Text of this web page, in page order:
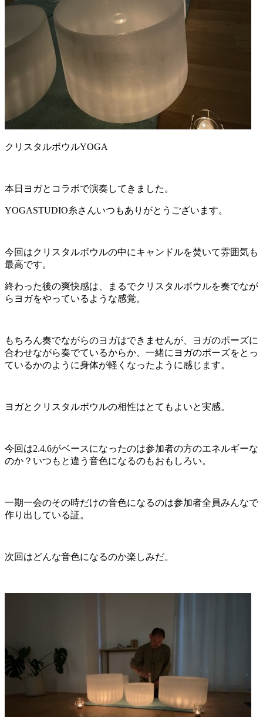
クリスタルボウルYOGA
本日ヨガとコラボで演奏してきました。
YOGASTUDIO糸さんいつもありがとうございます。
今回はクリスタルボウルの中にキャンドルを焚いて雰囲気も
最高です。
終わった後の爽快感は、まるでクリスタルボウルを奏でなが
らヨガをやっているような感覚。
もちろん奏でながらのヨガはできませんが、ヨガのポーズに
合わせながら奏でているからか、一緒にヨガのポーズをとっ
ているかのように身体が軽くなったように感じます。
ヨガとクリスタルボウルの相性はとてもよいと実感。
今回は2.4.6がベースになったのは参加者の方のエネルギーな
のか？いつもと違う音色になるのもおもしろい。
一期一会のその時だけの音色になるのは参加者全員みんなで
作り出している証。
次回はどんな音色になるのか楽しみだ。